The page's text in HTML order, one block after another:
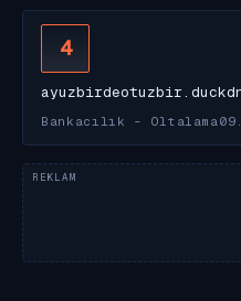
4
Bankacılık - Oltalama